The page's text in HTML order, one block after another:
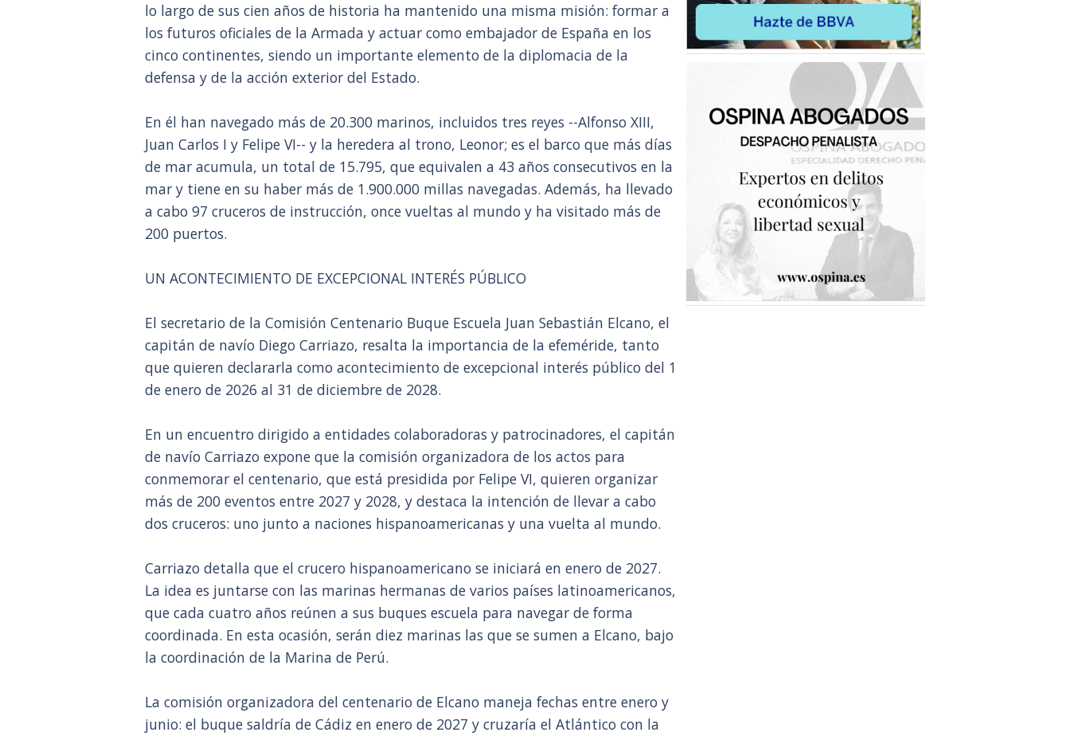
lo largo de sus cien años de historia ha mantenido una misma misión: formar a
los futuros oficiales de la Armada y actuar como embajador de España en los
cinco continentes, siendo un importante elemento de la diplomacia de la
defensa y de la acción exterior del Estado.
En él han navegado más de 20.300 marinos, incluidos tres reyes --Alfonso XIII,
Juan Carlos I y Felipe VI-- y la heredera al trono, Leonor; es el barco que más días
de mar acumula, un total de 15.795, que equivalen a 43 años consecutivos en la
mar y tiene en su haber más de 1.900.000 millas navegadas. Además, ha llevado
a cabo 97 cruceros de instrucción, once vueltas al mundo y ha visitado más de
200 puertos.
UN ACONTECIMIENTO DE EXCEPCIONAL INTERÉS PÚBLICO
El secretario de la Comisión Centenario Buque Escuela Juan Sebastián Elcano, el
capitán de navío Diego Carriazo, resalta la importancia de la efeméride, tanto
que quieren declararla como acontecimiento de excepcional interés público del 1
de enero de 2026 al 31 de diciembre de 2028.
En un encuentro dirigido a entidades colaboradoras y patrocinadores, el capitán
de navío Carriazo expone que la comisión organizadora de los actos para
conmemorar el centenario, que está presidida por Felipe VI, quieren organizar
más de 200 eventos entre 2027 y 2028, y destaca la intención de llevar a cabo
dos cruceros: uno junto a naciones hispanoamericanas y una vuelta al mundo.
Carriazo detalla que el crucero hispanoamericano se iniciará en enero de 2027.
La idea es juntarse con las marinas hermanas de varios países latinoamericanos,
que cada cuatro años reúnen a sus buques escuela para navegar de forma
coordinada. En esta ocasión, serán diez marinas las que se sumen a Elcano, bajo
la coordinación de la Marina de Perú.
La comisión organizadora del centenario de Elcano maneja fechas entre enero y
junio: el buque saldría de Cádiz en enero de 2027 y cruzaría el Atlántico con la